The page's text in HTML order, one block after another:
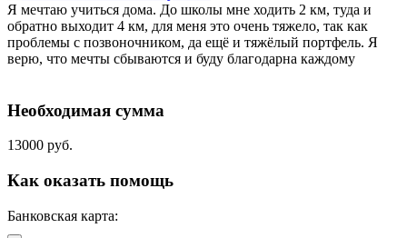
Я мечтаю учиться дома. До школы мне ходить 2 км, туда и
обратно выходит 4 км, для меня это очень тяжело, так как
проблемы с позвоночником, да ещё и тяжёлый портфель. Я
верю, что мечты сбываются и буду благодарна каждому
Необходимая сумма
13000 руб.
Как оказать помощь
Банковская карта: